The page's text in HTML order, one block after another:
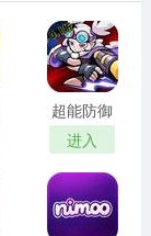
超能防御
无限资源
版
进入